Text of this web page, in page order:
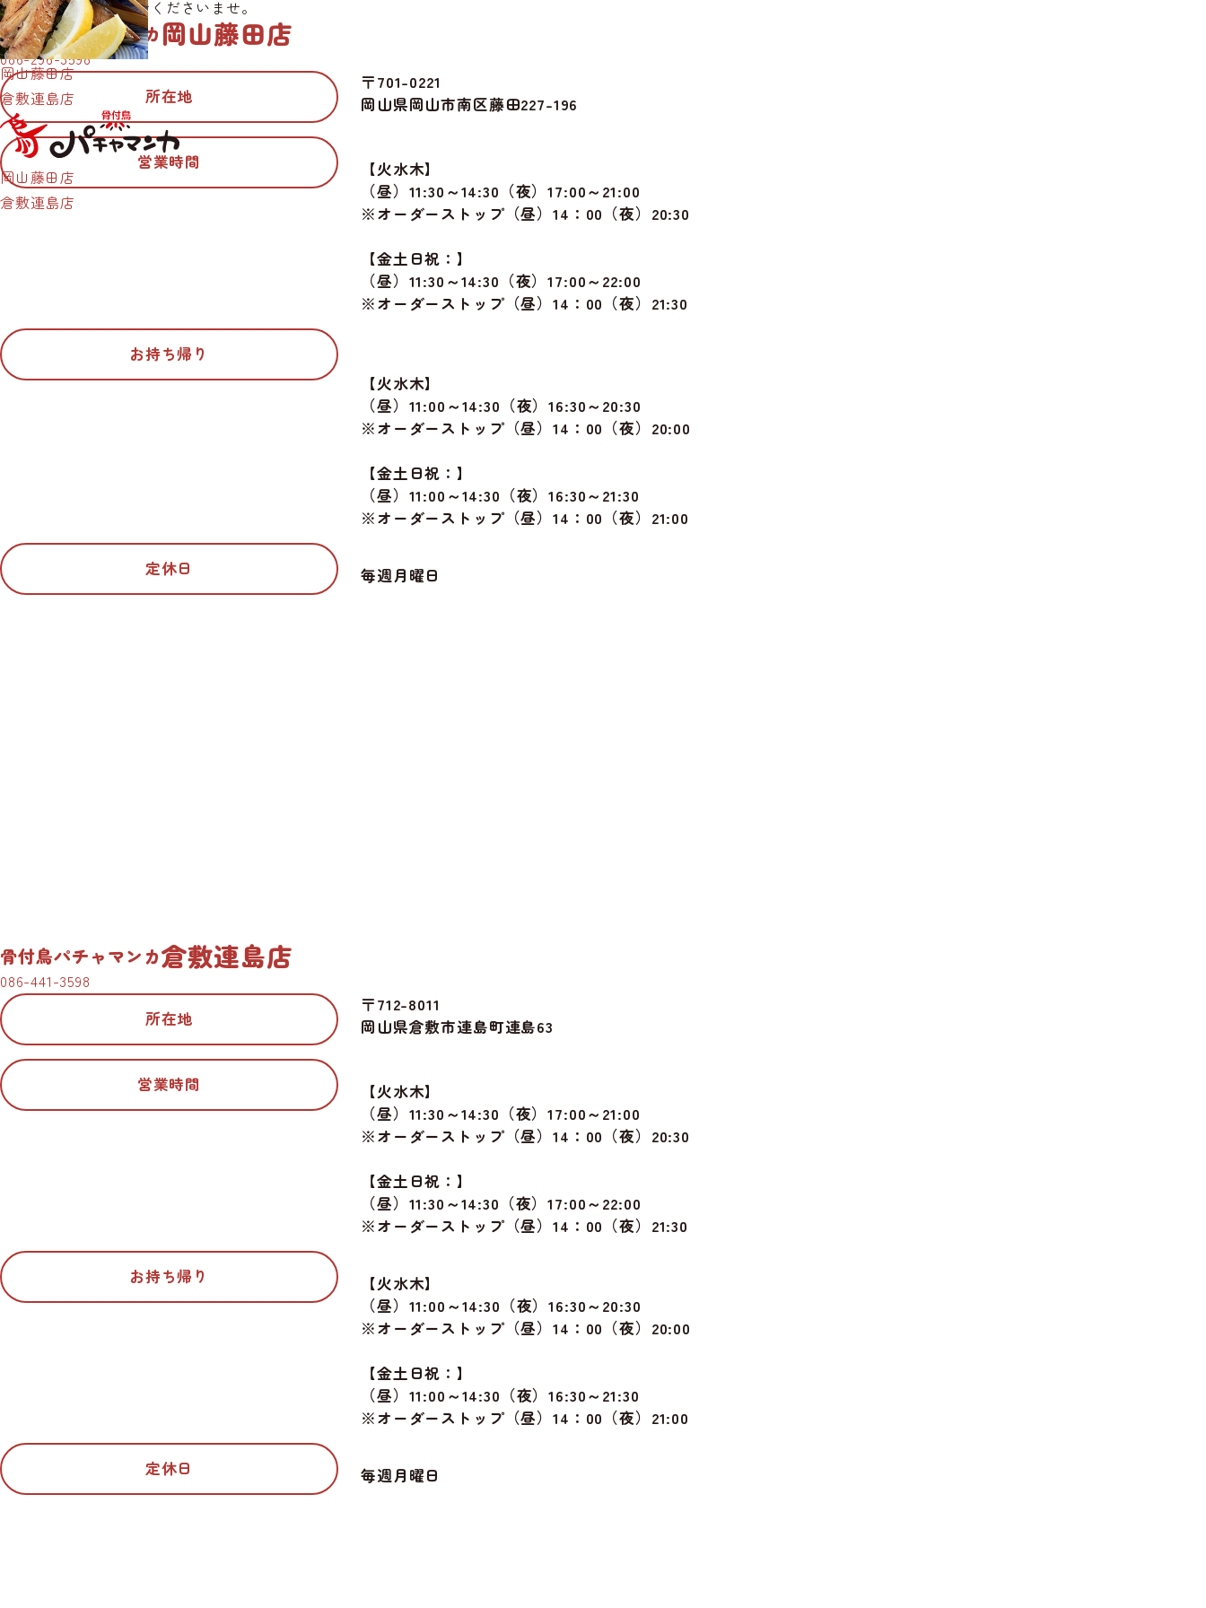
岡山藤田店
倉敷連島店
岡山藤田店
倉敷連島店
お気軽にお問い合わせくださいませ。
骨付鳥パチャマンカ 岡山藤田店
086-296-3598
所在地
〒701-0221
岡山県岡山市南区藤田227-196
営業時間
【火水木】
（昼）11:30～14:30（夜）17:00～21:00
※オーダーストップ（昼）14：00（夜）20:30
【金土日祝：】
（昼）11:30～14:30（夜）17:00～22:00
※オーダーストップ（昼）14：00（夜）21:30
お持ち帰り
【火水木】
（昼）11:00～14:30（夜）16:30～20:30
※オーダーストップ（昼）14：00（夜）20:00
【金土日祝：】
（昼）11:00～14:30（夜）16:30～21:30
※オーダーストップ（昼）14：00（夜）21:00
定休日 毎週月曜日
骨付鳥パチャマンカ倉敷連島店
086-441-3598
所在地
〒712-8011
岡山県倉敷市連島町連島63
営業時間
【火水木】
（昼）11:30～14:30（夜）17:00～21:00
※オーダーストップ（昼）14：00（夜）20:30
【金土日祝：】
（昼）11:30～14:30（夜）17:00～22:00
※オーダーストップ（昼）14：00（夜）21:30
お持ち帰り
【火水木】
（昼）11:00～14:30（夜）16:30～20:30
※オーダーストップ（昼）14：00（夜）20:00
【金土日祝：】
（昼）11:00～14:30（夜）16:30～21:30
※オーダーストップ（昼）14：00（夜）21:00
定休日 毎週月曜日